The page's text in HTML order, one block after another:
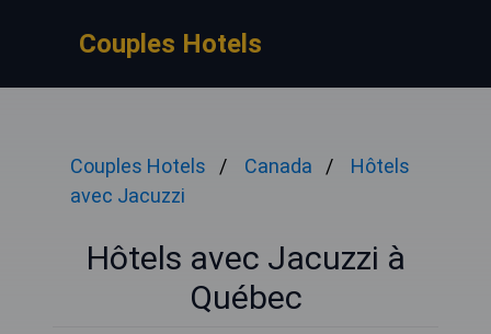
Couples Hotels
Couples Hotels Canada
Hôtels
avec Jacuzzi
Hôtels avec Jacuzzi à
Québec